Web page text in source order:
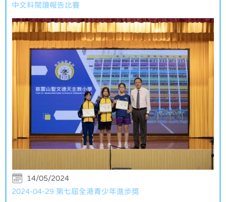
中文科閱讀報告比賽
14/05/2024
2024-04-29 第七屆全港青少年進步獎